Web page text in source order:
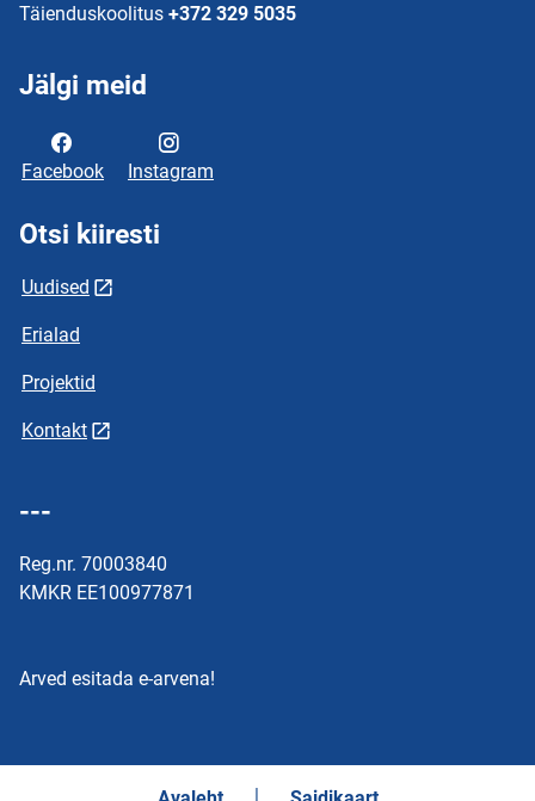
Täienduskoolitus +372 329 5035
Jälgi meid
Facebook Instagram
Otsi kiiresti
Uudised
Erialad
Projektid
Kontakt
---
Reg.nr. 70003840
KMKR EE100977871
Arved esitada e-arvena!